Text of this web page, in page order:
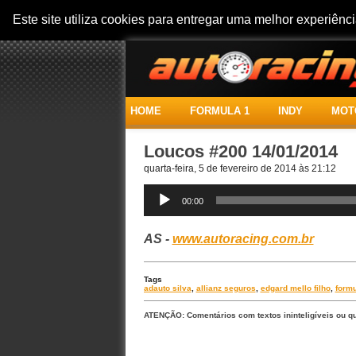
Este site utiliza cookies para entregar uma melhor
HOME FORMULA 1 INDY
Loucos #200 14/01/2014
quarta-feira, 5 de fevereiro de 2014 às 21:12
áudio
00:00
AS - www.autoracing.com.br
Tags
adauto silva
allianz seguros edgard mello filho,
ATENÇÃO: Comentários com textos ininteligíveis ou